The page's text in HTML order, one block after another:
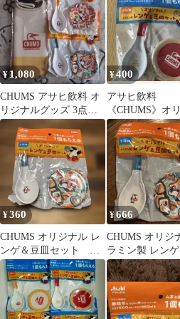
¥1,080
CHUMS アサヒ飲料 オ
リジナルグッズ 3点セ
ット
¥400
アサヒ飲料
《CHUMS》オ
ル レンゲ＆豆
ト
¥360
CHUMS オリジナル レ
ンゲ＆豆皿セット 新
品未開封
¥666
CHUMS オリジ
ラミン製 レン
セット